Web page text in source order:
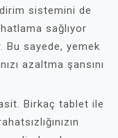
sistemini de
sağlıyor
sayede, yemek
azaltma şansını
Birkaç tablet ile